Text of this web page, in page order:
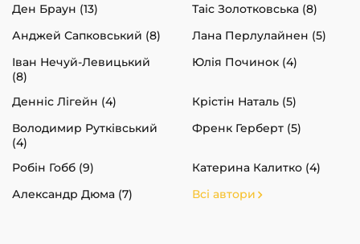
Ден Браун (13)
Таіс Золотковська (8)
Анджей Сапковський (8)
Лана Перлулайнен (5)
Іван Нечуй-Левицький
(8)
Юлія Починок (4)
Денніс Лігейн (4)
Крістін Наталь (5)
Володимир Рутківський
(4)
Френк Герберт (5)
Робін Гобб (9)
Катерина Калитко (4)
Александр Дюма (7)
Всі автори